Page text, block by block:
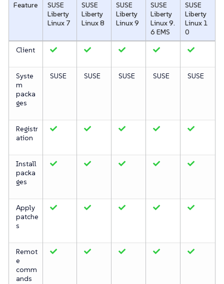
Feature
SUSE
Liberty
Linux 7
SUSE
Liberty
Linux 8
SUSE
Liberty
Linux 9
SUSE
Liberty
Linux 9.
6 EMS
SUSE
Liberty
Linux 1
0
Client
Syste
m
packa
ges
SUSE SUSE SUSE SUSE SUSE
Registr
ation
Install
packa
ges
Apply
patche
s
Remot
e
comm
ands